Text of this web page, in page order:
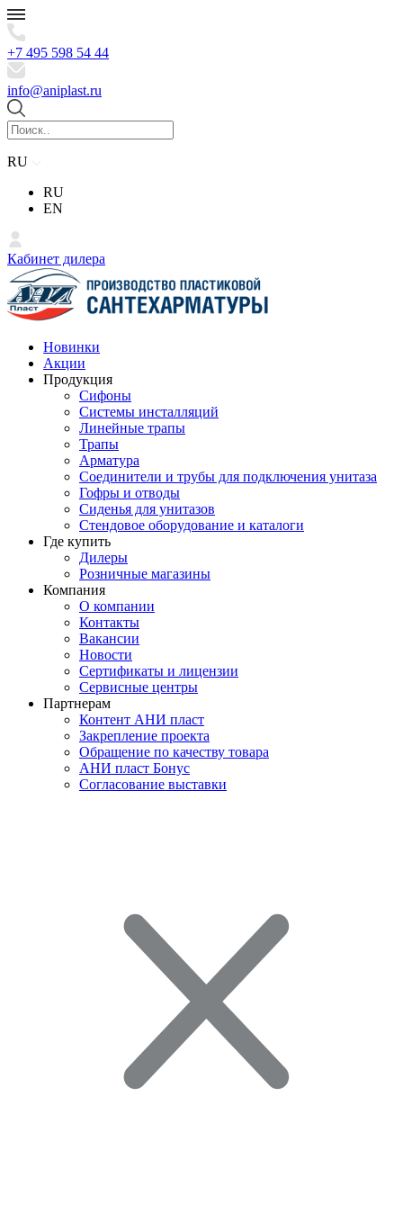
+7 495 598 54 44
info@aniplast.ru
RU
RU
EN
Кабинет дилера
Новинки
Акции
Продукция
Сифоны
Системы инсталляций
Линейные трапы
Трапы
Арматура
Соединители и трубы для подключения унитаза
Гофры и отводы
Сиденья для унитазов
Стендовое оборудование и каталоги
Где купить
Дилеры
Розничные магазины
Компания
О компании
Контакты
Вакансии
Новости
Сертификаты и лицензии
Сервисные центры
Партнерам
Контент АНИ пласт
Закрепление проекта
Обращение по качеству товара
АНИ пласт Бонус
Согласование выставки